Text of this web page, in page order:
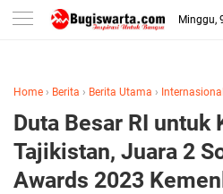
-->
Minggu,
Home › Berita › Berita Utama › Internasional
Duta Besar RI untuk
Tajikistan, Juara 2
Awards 2023